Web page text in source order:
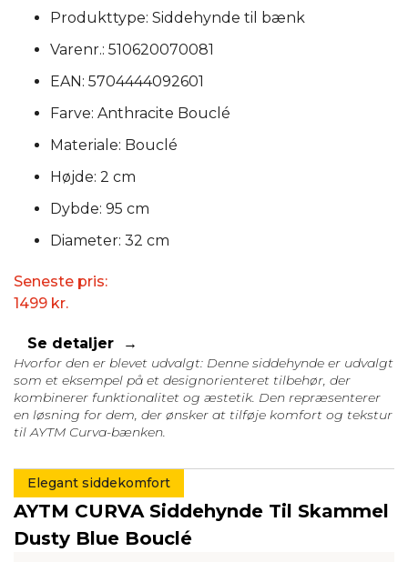
Hvorfor den er blevet udvalgt: Denne siddehynde er udvalgt
som et eksempel på et designorienteret tilbehør, der
kombinerer funktionalitet og æstetik. Den repræsenterer
en løsning for dem, der ønsker at tilføje komfort og tekstur
til AYTM Curva-bænken.
Produkttype: Siddehynde til bænk
Varenr.: 510620070081
EAN: 5704444092601
Farve: Anthracite Bouclé
Materiale: Bouclé
Højde: 2 cm
Dybde: 95 cm
Diameter: 32 cm
Seneste pris:
1499 kr.
Se detaljer
Elegant siddekomfort
AYTM CURVA Siddehynde Til Skammel
Dusty Blue Bouclé